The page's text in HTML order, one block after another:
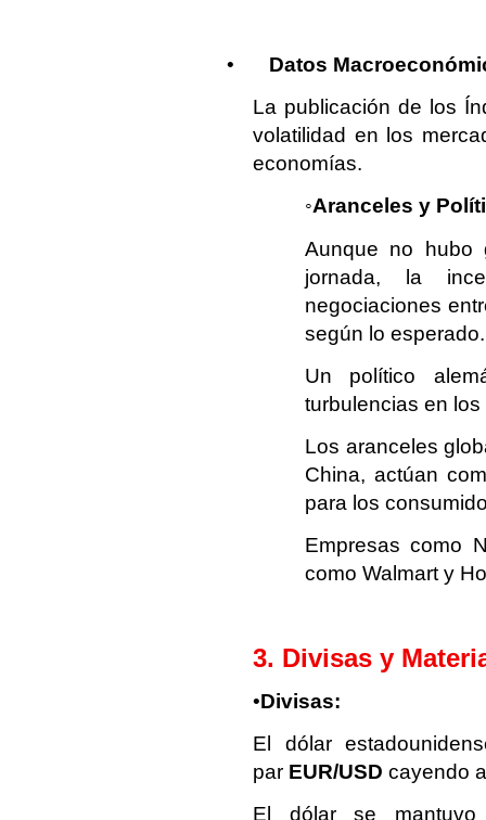
•
Datos
La publicación de los
volatilidad en los
economías.
◦Aranceles y
Aunque no hubo
jornada, la
negociaciones
según lo esperado.
Un político
turbulencias en
Los aranceles
China, actúan
para los
Empresas como
como Walmart y
3. Divisas y
•Divisas:
El dólar
par EUR/USD cayendo
El dólar se mantuvo